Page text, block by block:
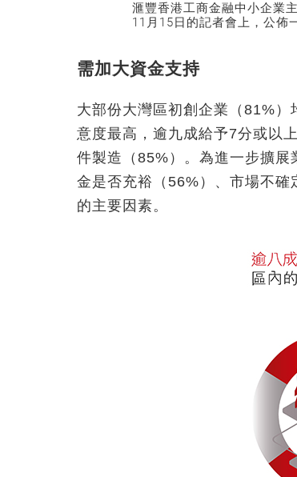
滙豐香港工商金融中小企業
11月15日的記者會上，公佈
需加大資金支持
大部份大灣區初創企業（81%
意度最高，逾九成給予7分或以
件製造（85%）。為進一步擴
金是否充裕（56%）、市場不確
的主要因素。